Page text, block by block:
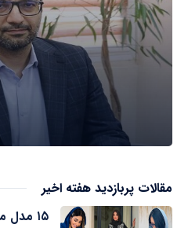
مقالات پربازدید هفته اخیر